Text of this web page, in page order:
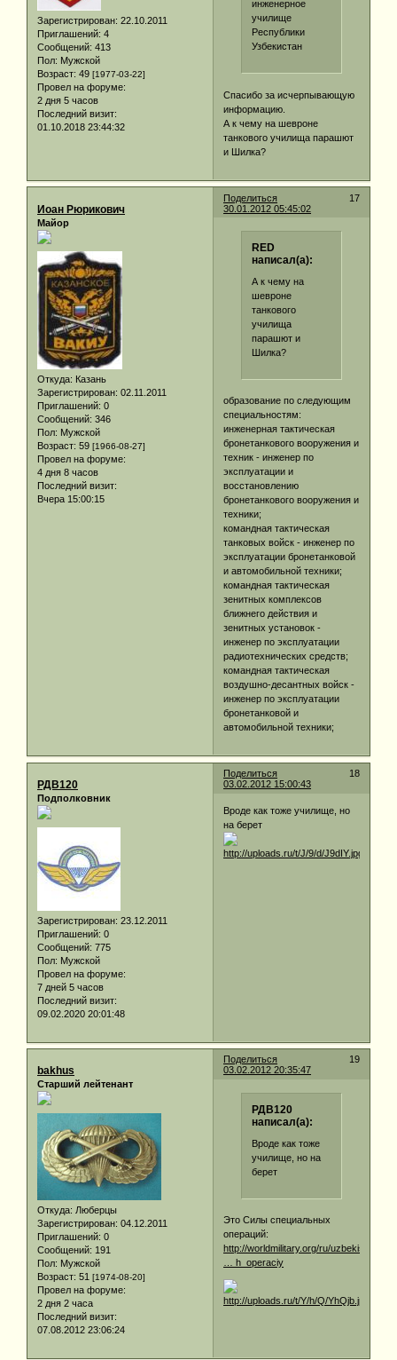
Зарегистрирован: 22.10.2011
Приглашений: 4
Сообщений: 413
Пол: Мужской
Возраст: 49 [1977-03-22]
Провел на форуме:
2 дня 5 часов
Последний визит:
01.10.2018 23:44:32
инженерное
училище
Республики
Узбекистан
Спасибо за исчерпывающую
информацию.
А к чему на шевроне
танкового училища парашют
и Шилка?
Поделиться
17
30.01.2012 05:45:02
Иоан Рюрикович
Майор
Откуда: Казань
Зарегистрирован: 02.11.2011
Приглашений: 0
Сообщений: 346
Пол: Мужской
Возраст: 59 [1966-08-27]
Провел на форуме:
4 дня 8 часов
Последний визит:
Вчера 15:00:15
RED
написал(а):
А к чему на
шевроне
танкового
училища
парашют и
Шилка?
образование по следующим
специальностям:
инженерная тактическая
бронетанкового вооружения и
техник - инженер по
эксплуатации и
восстановлению
бронетанкового вооружения и
техники;
командная тактическая
танковых войск - инженер по
эксплуатации бронетанковой
и автомобильной техники;
командная тактическая
зенитных комплексов
ближнего действия и
зенитных установок -
инженер по эксплуатации
радиотехнических средств;
командная тактическая
воздушно-десантных войск -
инженер по эксплуатации
бронетанковой и
автомобильной техники;
Поделиться
18
03.02.2012 15:00:43
РДВ120
Подполковник
Зарегистрирован: 23.12.2011
Приглашений: 0
Сообщений: 775
Пол: Мужской
Провел на форуме:
7 дней 5 часов
Последний визит:
09.02.2020 20:01:48
Вроде как тоже училище, но
на берет
Поделиться
19
03.02.2012 20:35:47
bakhus
Старший лейтенант
Откуда: Люберцы
Зарегистрирован: 04.12.2011
Приглашений: 0
Сообщений: 191
Пол: Мужской
Возраст: 51 [1974-08-20]
Провел на форуме:
2 дня 2 часа
Последний визит:
07.08.2012 23:06:24
РДВ120
написал(а):
Вроде как тоже
училище, но на
берет
Это Силы специальных
операций:
http://worldmilitary.org/ru/uzbekistan/
… h_operaciy